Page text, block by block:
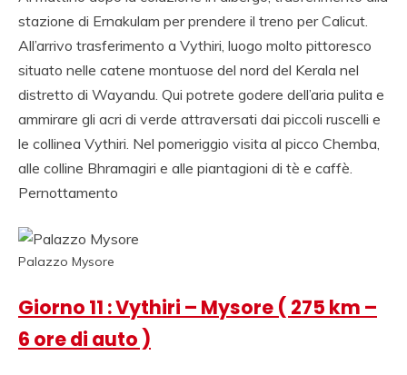
stazione di Ernakulam per prendere il treno per Calicut.
All’arrivo trasferimento a Vythiri, luogo molto pittoresco
situato nelle catene montuose del nord del Kerala nel
distretto di Wayandu. Qui potrete godere dell’aria pulita e
ammirare gli acri di verde attraversati dai piccoli ruscelli e
le collinea Vythiri. Nel pomeriggio visita al picco Chemba,
alle colline Bhramagiri e alle piantagioni di tè e caffè.
Pernottamento
Palazzo Mysore
Giorno 11 : Vythiri – Mysore ( 275 km –
6 ore di auto )